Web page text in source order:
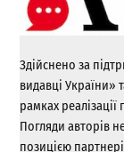
Здійснено за
видавці України»
рамках
Погляди авторів
позицією